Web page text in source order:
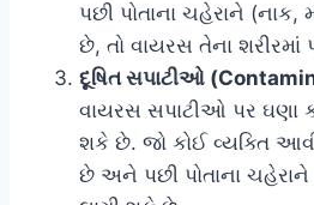
પછી પોતાના ચહેરાને
છે, તો વાયરસ તેના
દૂષિત સપાટીઓ
વાયરસ સપાટીઓ પર ઘણા
શકે છે. જો કોઈ વ્યક્તિ આવી
છે અને પછી પોતાના